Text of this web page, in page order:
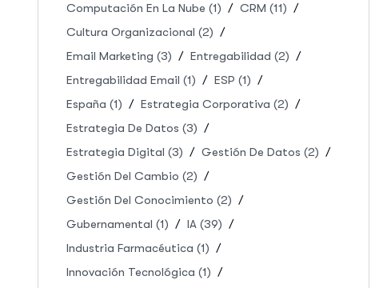
Computación En La Nube (1) CRM (11)
Cultura Organizacional (2)
Email Marketing (3) Entregabilidad (2)
Entregabilidad Email (1) ESP (1)
España (1) Estrategia Corporativa (2)
Estrategia De Datos (3)
Estrategia Digital (3) Gestión De Datos (2)
Gestión Del Cambio (2)
Gestión Del Conocimiento (2)
Gubernamental (1) IA (39)
Industria Farmacéutica (1)
Innovación Tecnológica (1)